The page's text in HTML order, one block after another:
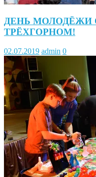
ДЕНЬ МОЛОДЁЖИ
ТРЁХГОРНОМ!
02.07.2019 admin 0